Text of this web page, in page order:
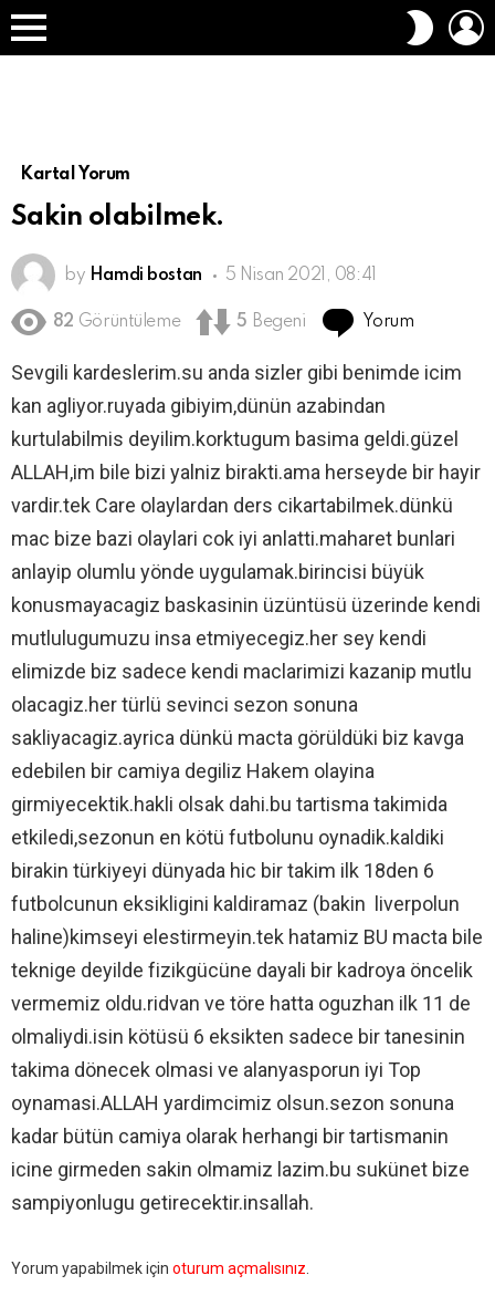
Menü
DIŞ
Kartal Yorum
Sakin olabilmek.
by Hamdi bostan 5 Nisan 2021, 08:41
82 Görüntüleme 5 Begeni Yorum
Sevgili kardeslerim.su anda sizler gibi benimde icim
kan agliyor.ruyada gibiyim,dünün azabindan
kurtulabilmis deyilim.korktugum basima geldi.güzel
ALLAH,im bile bizi yalniz birakti.ama herseyde bir hayir
vardir.tek Care olaylardan ders cikartabilmek.dünkü
mac bize bazi olaylari cok iyi anlatti.maharet bunlari
anlayip olumlu yönde uygulamak.birincisi büyük
konusmayacagiz baskasinin üzüntüsü üzerinde kendi
mutlulugumuzu insa etmiyecegiz.her sey kendi
elimizde biz sadece kendi maclarimizi kazanip mutlu
olacagiz.her türlü sevinci sezon sonuna
sakliyacagiz.ayrica dünkü macta görüldüki biz kavga
edebilen bir camiya degiliz Hakem olayina
girmiyecektik.hakli olsak dahi.bu tartisma takimida
etkiledi,sezonun en kötü futbolunu oynadik.kaldiki
birakin türkiyeyi dünyada hic bir takim ilk 18den 6
futbolcunun eksikligini kaldiramaz (bakin liverpolun
haline)kimseyi elestirmeyin.tek hatamiz BU macta bile
teknige deyilde fizikgücüne dayali bir kadroya öncelik
vermemiz oldu.ridvan ve töre hatta oguzhan ilk 11 de
olmaliydi.isin kötüsü 6 eksikten sadece bir tanesinin
takima dönecek olmasi ve alanyasporun iyi Top
oynamasi.ALLAH yardimcimiz olsun.sezon sonuna
kadar bütün camiya olarak herhangi bir tartismanin
icine girmeden sakin olmamiz lazim.bu sukünet bize
sampiyonlugu getirecektir.insallah.
Bir
Yorum yapabilmek için oturum açmalısınız.